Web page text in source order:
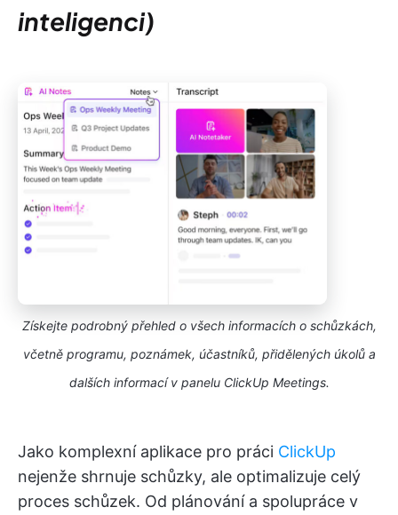
inteligenci)
Získejte podrobný přehled o všech informacích o schůzkách,
včetně programu, poznámek, účastníků, přidělených úkolů a
dalších informací v panelu ClickUp Meetings.
Jako komplexní aplikace pro práci ClickUp
nejenže shrnuje schůzky, ale optimalizuje celý
proces schůzek. Od plánování a spolupráce v